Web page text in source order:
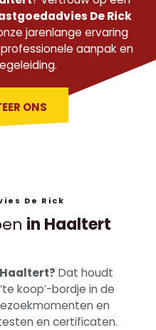
De Rick
jarenlange ervaring
aanpak en
ONS
De Rick
in Haaltert
Dat houdt
koop’-bordje in de
en
en certificaten.